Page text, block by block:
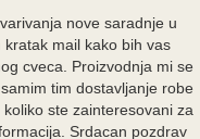
nove saradnje u
mail kako bih vas
cveca. Proizvodnja mi se
tim dostavljanje robe
ste zainteresovani za
Srdacan pozdrav